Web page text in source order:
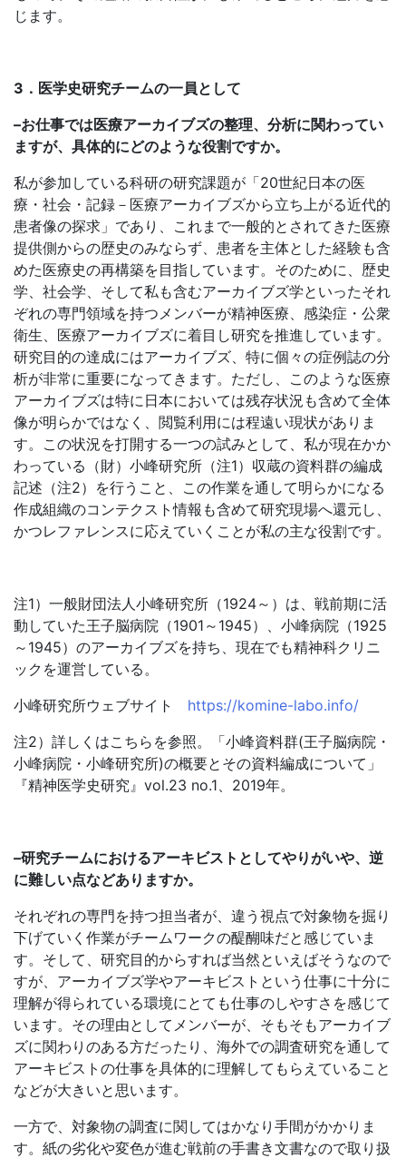
じます。
3．医学史研究チームの一員として
–お仕事では医療アーカイブズの整理、分析に関わってい
ますが、具体的にどのような役割ですか。
私が参加している科研の研究課題が「20世紀日本の医
療・社会・記録－医療アーカイブズから立ち上がる近代的
患者像の探求」であり、これまで一般的とされてきた医療
提供側からの歴史のみならず、患者を主体とした経験も含
めた医療史の再構築を目指しています。そのために、歴史
学、社会学、そして私も含むアーカイブズ学といったそれ
ぞれの専門領域を持つメンバーが精神医療、感染症・公衆
衛生、医療アーカイブズに着目し研究を推進しています。
研究目的の達成にはアーカイブズ、特に個々の症例誌の分
析が非常に重要になってきます。ただし、このような医療
アーカイブズは特に日本においては残存状況も含めて全体
像が明らかではなく、閲覧利用には程遠い現状がありま
す。この状況を打開する一つの試みとして、私が現在かか
わっている（財）小峰研究所（注1）収蔵の資料群の編成
記述（注2）を行うこと、この作業を通して明らかになる
作成組織のコンテクスト情報も含めて研究現場へ還元し、
かつレファレンスに応えていくことが私の主な役割です。
注1）一般財団法人小峰研究所（1924～）は、戦前期に活
動していた王子脳病院（1901～1945）、小峰病院（1925
～1945）のアーカイブズを持ち、現在でも精神科クリニ
ックを運営している。
小峰研究所ウェブサイト https://komine-labo.info/
注2）詳しくはこちらを参照。「小峰資料群(王子脳病院・
小峰病院・小峰研究所)の概要とその資料編成について」
『精神医学史研究』vol.23 no.1、2019年。
–研究チームにおけるアーキビストとしてやりがいや、逆
に難しい点などありますか。
それぞれの専門を持つ担当者が、違う視点で対象物を掘り
下げていく作業がチームワークの醍醐味だと感じていま
す。そして、研究目的からすれば当然といえばそうなので
すが、アーカイブズ学やアーキビストという仕事に十分に
理解が得られている環境にとても仕事のしやすさを感じて
います。その理由としてメンバーが、そもそもアーカイブ
ズに関わりのある方だったり、海外での調査研究を通して
アーキビストの仕事を具体的に理解してもらえていること
などが大きいと思います。
一方で、対象物の調査に関してはかなり手間がかかりま
す。紙の劣化や変色が進む戦前の手書き文書なので取り扱